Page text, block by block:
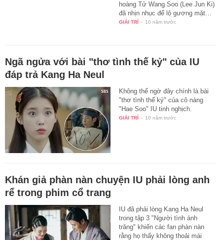
hoàng Tử Wang Soo (Lee Jun Ki)
đã nhịn nhục để lộ gương mặt…
GIẢI TRÍ - 10 năm trước
Ngã ngửa với bài "thơ tình thế kỷ" của IU
đáp trả Kang Ha Neul
Không thể ngờ đây chính là bài
"thơ tình thế kỷ" của cô nàng
"Hae Soo" IU tinh nghịch.
GIẢI TRÍ - 10 năm trước
Khán giả phàn nàn chuyện IU phải lòng anh
rể trong phim cổ trang
IU đã phải lòng Kang Ha Neul
trong tập 3 "Người tình ánh
trăng" khiến các fan phàn nàn
rằng họ thấy không thoải mái